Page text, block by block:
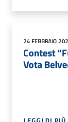
24 FEBBRAIO
Contest
Vota